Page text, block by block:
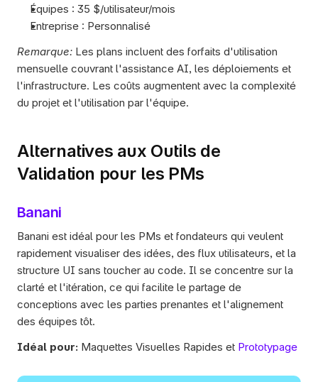
Équipes : 35 $/utilisateur/mois
Entreprise : Personnalisé
Remarque: Les plans incluent des forfaits d'utilisation
mensuelle couvrant l'assistance AI, les déploiements et
l'infrastructure. Les coûts augmentent avec la complexité
du projet et l'utilisation par l'équipe.
Alternatives aux Outils de
Validation pour les PMs
Banani
Banani est idéal pour les PMs et fondateurs qui veulent
rapidement visualiser des idées, des flux utilisateurs, et la
structure UI sans toucher au code. Il se concentre sur la
clarté et l'itération, ce qui facilite le partage de
conceptions avec les parties prenantes et l'alignement
des équipes tôt.
Idéal pour: Maquettes Visuelles Rapides et Prototypage